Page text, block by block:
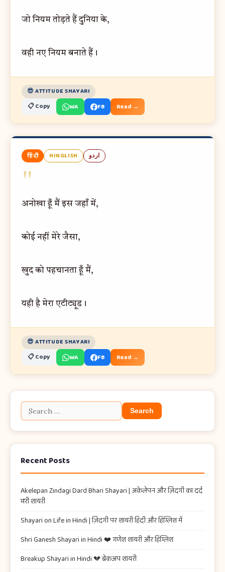
जो नियम तोड़ते हैं दुनिया के,
वही नए नियम बनाते हैं।
😎 ATTITUDE SHAYARI
📋 Copy WA FB Read →
हिंदी HINGLISH اردو
"
अनोखा हूँ मैं इस जहाँ में,
कोई नहीं मेरे जैसा,
खुद को पहचानता हूँ मैं,
यही है मेरा एटीट्यूड।
😎 ATTITUDE SHAYARI
📋 Copy WA FB Read →
Recent Posts
Akelepan Zindagi Dard Bhari Shayari​ | अकेलेपन और ज़िंदगी का दर्द
भरी शायरी
Shayari on Life in Hindi | ज़िंदगी पर शायरी हिंदी और हिंग्लिश में
Shri Ganesh Shayari in Hindi ❤️ गणेश शायरी और हिंग्लिश
Breakup Shayari in Hindi 💔 ब्रेकअप शायरी